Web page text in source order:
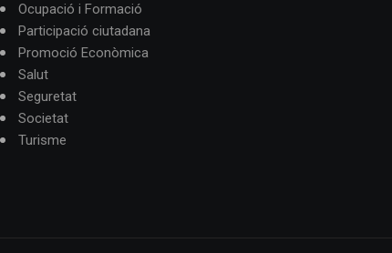
Ocupació i Formació
Participació ciutadana
Promoció Econòmica
Salut
Seguretat
Societat
Turisme